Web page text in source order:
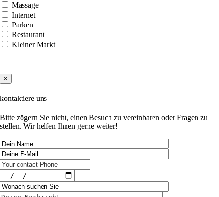
Massage
Internet
Parken
Restaurant
Kleiner Markt
×
kontaktiere uns
Bitte zögern Sie nicht, einen Besuch zu vereinbaren oder Fragen zu
stellen. Wir helfen Ihnen gerne weiter!